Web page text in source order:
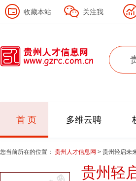
收藏本站 关注我
首 页 多维云聘
您当前所在的位置： 贵州人才信息网 > 贵州轻启未
贵州轻